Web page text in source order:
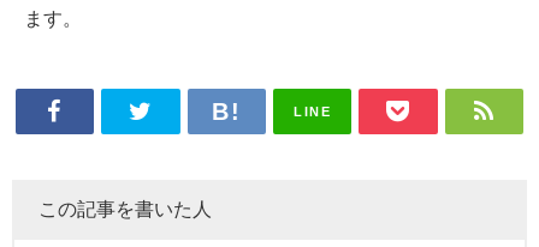
ます。
LINE
この記事を書いた人